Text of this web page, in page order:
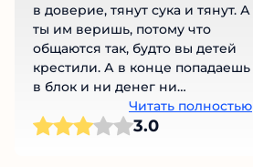
в доверие, тянут сука и тянут. А
ты им веришь, потому что
общаются так, будто вы детей
крестили. А в конце попадаешь
в блок и ни денег ни
вымышленного кума нет. Я
прям разочарован.
Читать полностью
3.0